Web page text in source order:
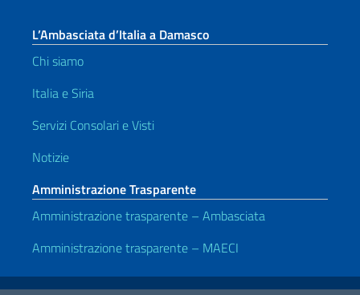
L’Ambasciata d’Italia a Damasco
Chi siamo
Italia e Siria
Servizi Consolari e Visti
Notizie
Amministrazione Trasparente
Amministrazione trasparente – Ambasciata
Amministrazione trasparente – MAECI